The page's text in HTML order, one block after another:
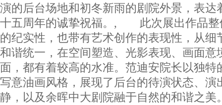
演的后台场地和初冬新雨的剧院外景，表达
十五周年的诚挚祝福。, 此次展出作品整
的纪实性，也带有艺术创作的表现性，从细
和谐统一，在空间塑造、光影表现、画面意
面，都有着较高的水准。范迪安院长以独特
写意油画风格，展现了后台的待演状态、演
静，以及余晖中大剧院融于自然的和谐之美